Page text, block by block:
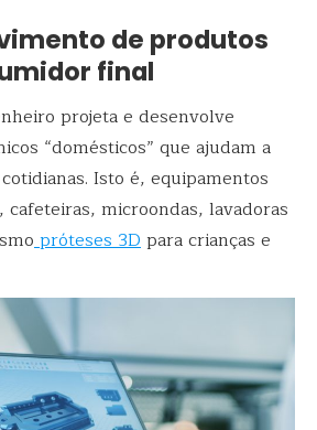
de produtos
final
projeta e desenvolve
“domésticos” que ajudam a
Isto é, equipamentos
microondas, lavadoras
próteses 3Dpara crianças e